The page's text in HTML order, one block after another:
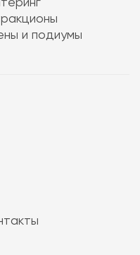
и подиумы